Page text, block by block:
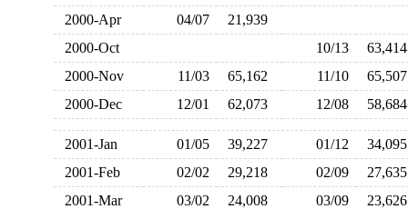
2000-Apr
04/07
21,939
2000-Oct
10/13
2000-Nov
11/03 65,162 11/10
2000-Dec
12/01 62,073 12/08
2001-Jan 01/05 39,227 01/12
2001-Feb
02/02 29,218 02/09
2001-Mar
03/02 24,008 03/09